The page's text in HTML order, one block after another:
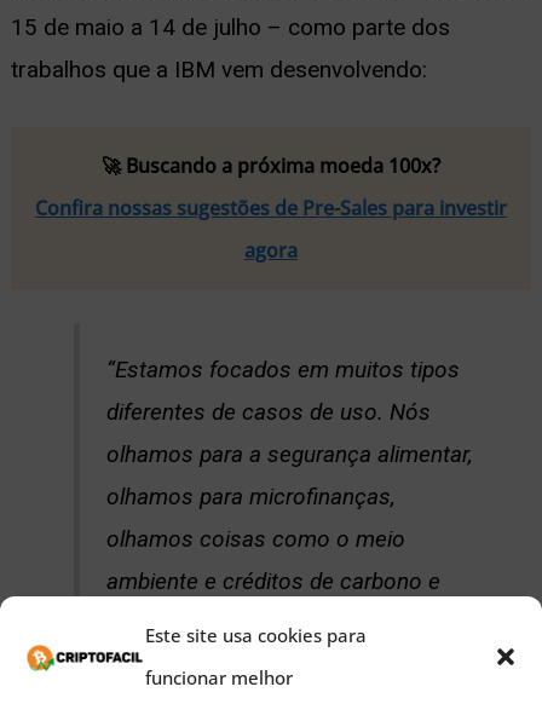
Este site usa cookies para
funcionar melhor
15 de maio a 14 de julho – como parte dos
trabalhos que a IBM vem desenvolvendo:
🚀 Buscando a próxima moeda 100x?
Confira nossas sugestões de Pre-Sales para investir
agora
“Estamos focados em muitos tipos
diferentes de casos de uso. Nós
olhamos para a segurança alimentar,
olhamos para microfinanças,
olhamos coisas como o meio
ambiente e créditos de carbono e
economia de energia. Esta parece
mais uma oportunidade para